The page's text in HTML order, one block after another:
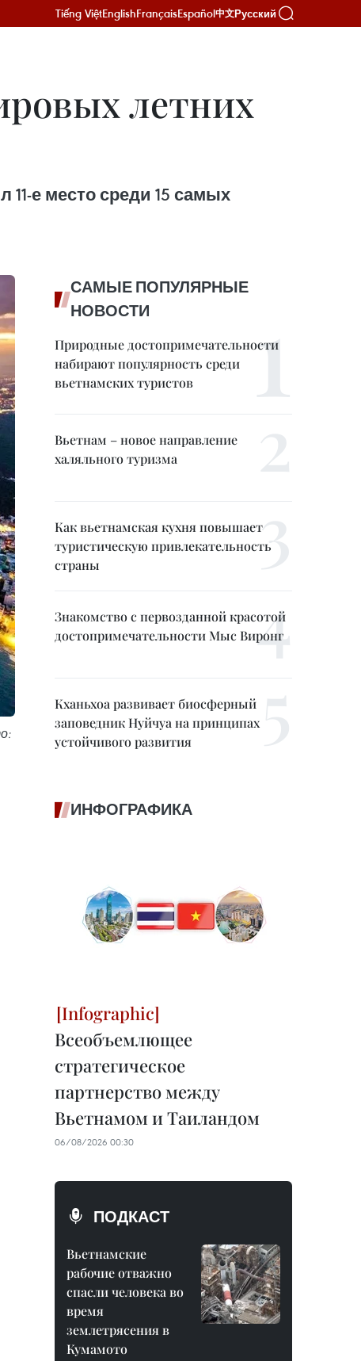
Tiếng ViệtEnglishFrançaisEspañol中文Русский
летних
11-е место среди 15 самых
САМЫЕ ПОПУЛЯРНЫЕ
НОВОСТИ
Природные достопримечательности
набирают популярность среди
вьетнамских туристов
Вьетнам – новое направление
халяльного туризма
Как вьетнамская кухня повышает
туристическую привлекательность
страны
Знакомство с первозданной красотой
достопримечательности Мыс Виронг
Кханьхоа развивает биосферный
заповедник Нуйчуа на принципах
устойчивого развития
ИНФОГРАФИКА
Всеобъемлющее
стратегическое
партнерство между
Вьетнамом и Таиландом
06/08/2026 00:30
ПОДКАСТ
Вьетнамские
рабочие отважно
спасли человека во
время
землетрясения в
Кумамото